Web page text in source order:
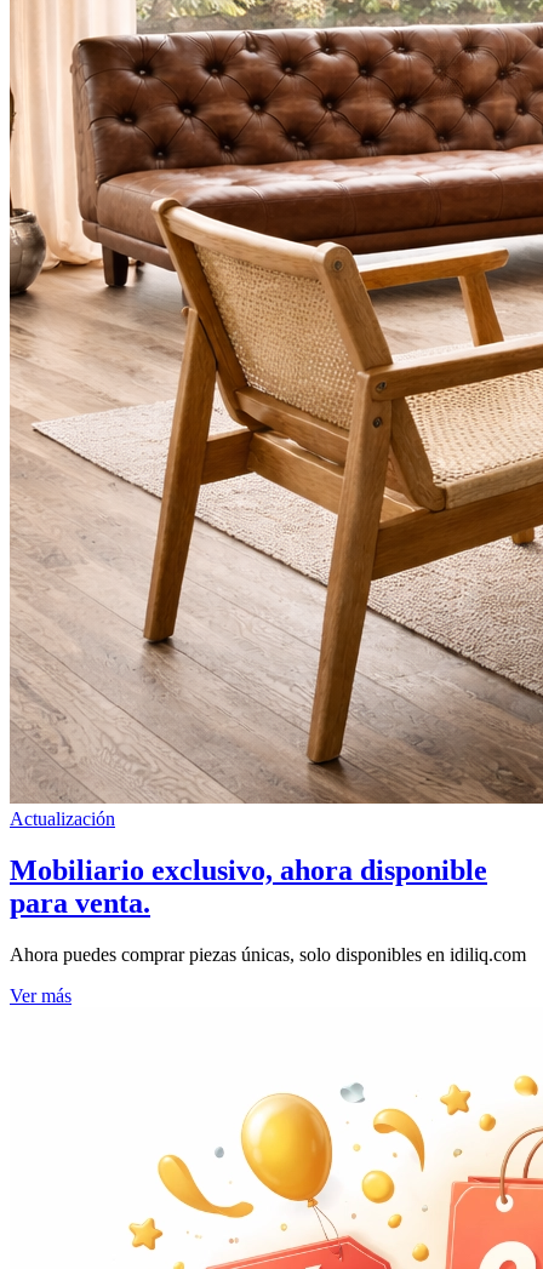
Actualización
Mobiliario exclusivo, ahora disponible
para venta.
Ahora puedes comprar piezas únicas, solo disponibles en idiliq.com
Ver más